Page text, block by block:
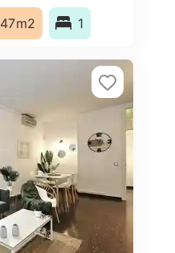
47m2 1